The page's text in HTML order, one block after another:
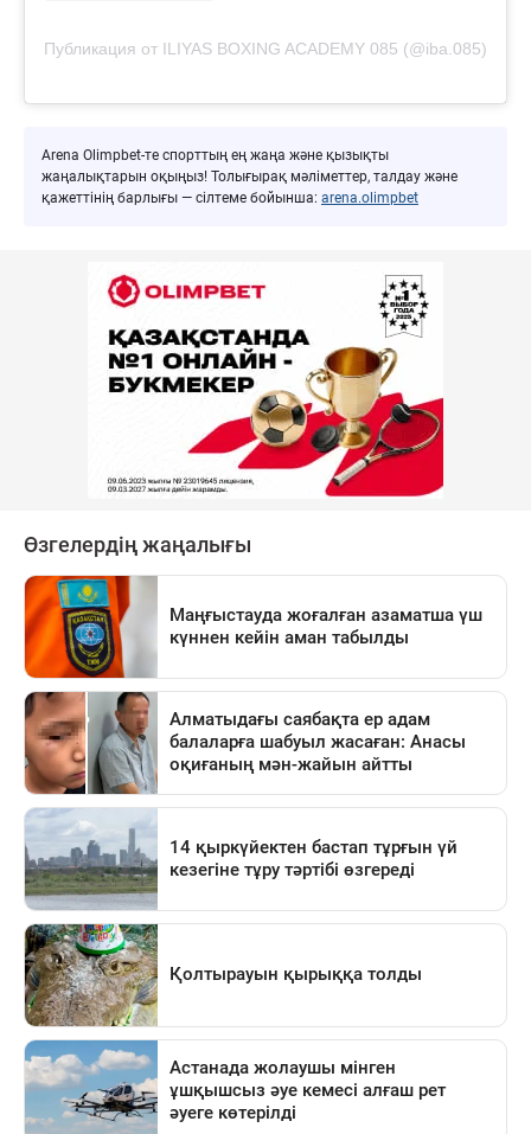
Публикация от ILIYAS BOXING ACADEMY 085 (@iba.085)
Arena Olimpbet-те спорттың ең жаңа және қызықты
жаңалықтарын оқыңыз! Толығырақ мәліметтер, талдау және
қажеттінің барлығы — сілтеме бойынша: arena.olimpbet